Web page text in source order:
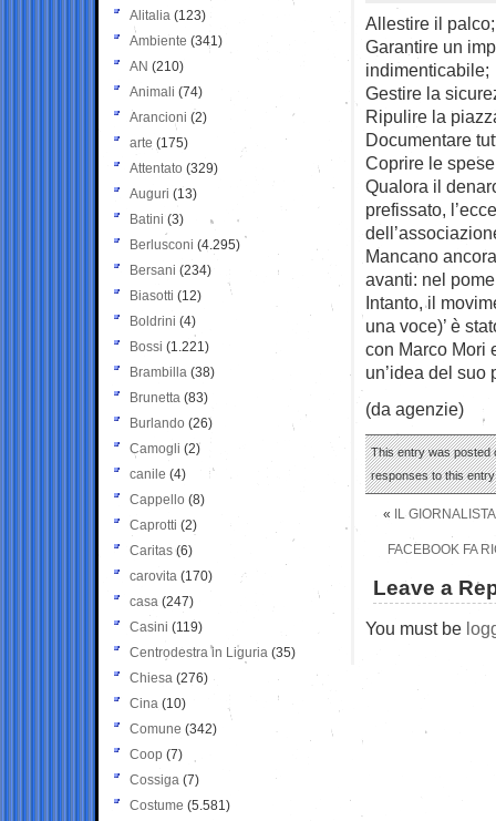
Allestire il palco;
Garantire un
indimenticabile;
Gestire la
Ripulire la
Documentare
Coprire le
Qualora il
prefissato,
Mancano
avanti: nel
Intanto, il
una voce)’ è
con Marco Mori
un’idea del suo
(da agenzie)
This entry was posted
responses to this
« IL
FACEBOOK FA
Leave a
You must be
Alitalia (123)
Ambiente (341)
AN (210)
Animali (74)
Arancioni (2)
arte (175)
Attentato (329)
Auguri (13)
Batini (3)
Berlusconi (4.295)
Bersani (234)
Biasotti (12)
Boldrini (4)
Bossi (1.221)
Brambilla (38)
Brunetta (83)
Burlando (26)
Camogli (2)
canile (4)
Cappello (8)
Caprotti (2)
Caritas (6)
carovita (170)
casa (247)
Casini (119)
Centrodestra in Liguria (35)
Chiesa (276)
Cina (10)
Comune (342)
Coop (7)
Cossiga (7)
Costume (5.581)